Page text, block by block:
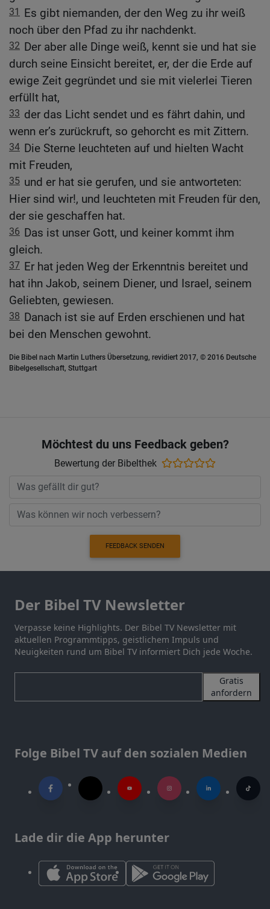
31
Es gibt niemanden, der den Weg zu ihr weiß
noch über den Pfad zu ihr nachdenkt.
32 Der aber alle Dinge weiß, kennt sie und hat sie
durch seine Einsicht bereitet, er, der die Erde auf
ewige Zeit gegründet und sie mit vielerlei Tieren
erfüllt hat,
33 der das Licht sendet und es fährt dahin, und
wenn er’s zurückruft, so gehorcht es mit Zittern.
34 Die Sterne leuchteten auf und hielten Wacht
mit Freuden,
35 und er hat sie gerufen, und sie antworteten:
Hier sind wir!, und leuchteten mit Freuden für den,
der sie geschaffen hat.
36 Das ist unser Gott, und keiner kommt ihm
gleich.
37 Er hat jeden Weg der Erkenntnis bereitet und
hat ihn Jakob, seinem Diener, und Israel, seinem
Geliebten, gewiesen.
38 Danach ist sie auf Erden erschienen und hat
bei den Menschen gewohnt.
Die Bibel nach Martin Luthers Übersetzung, revidiert 2017, © 2016 Deutsche
Bibelgesellschaft, Stuttgart
Möchtest du uns Feedback geben?
Bewertung der Bibelthek
FEEDBACK SENDEN
Der Bibel TV Newsletter
Verpasse keine Highlights. Der Bibel TV Newsletter mit
aktuellen Programmtipps, geistlichem Impuls und
Neuigkeiten rund um Bibel TV informiert Dich jede Woche.
Gratis
anfordern
Folge Bibel TV auf den sozialen Medien
Lade dir die App herunter